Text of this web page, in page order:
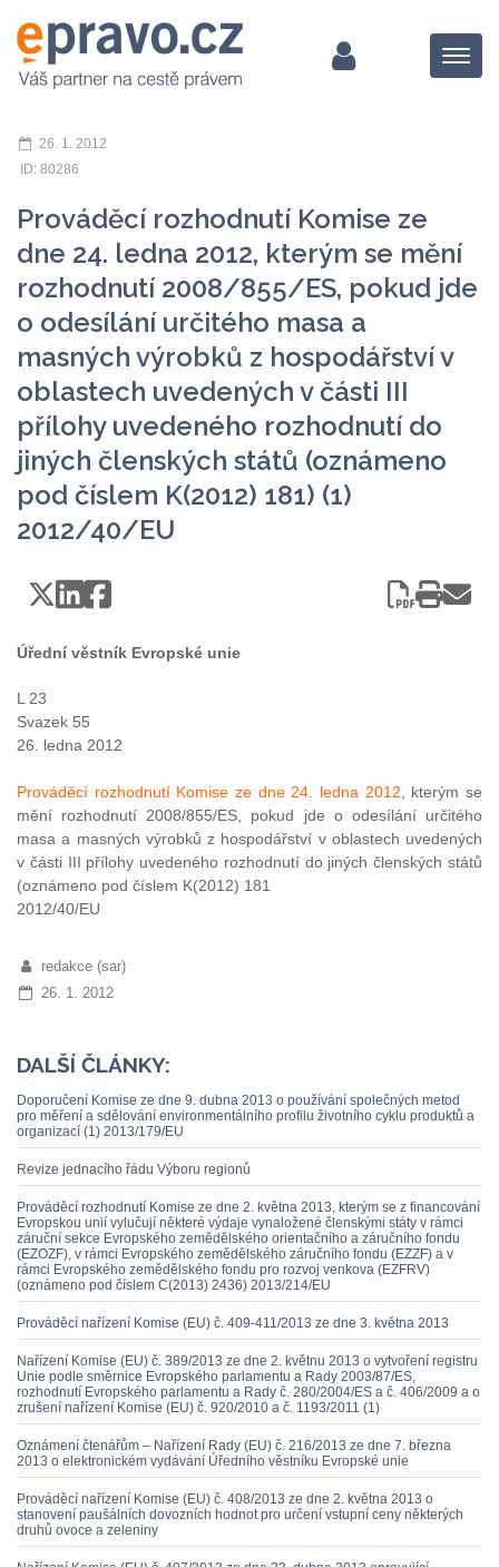
Menu
26. 1. 2012
ID: 80286
Prováděcí rozhodnutí Komise ze
dne 24. ledna 2012, kterým se mění
rozhodnutí 2008/855/ES, pokud jde
o odesílání určitého masa a
masných výrobků z hospodářství v
oblastech uvedených v části III
přílohy uvedeného rozhodnutí do
jiných členských států (oznámeno
pod číslem K(2012) 181) (1)
2012/40/EU
Úřední věstník Evropské unie
L 23
Svazek 55
26. ledna 2012
Prováděcí rozhodnutí Komise ze dne 24. ledna 2012 , kterým se
mění rozhodnutí 2008/855/ES, pokud jde o odesílání určitého
masa a masných výrobků z hospodářství v oblastech uvedených
v části III přílohy uvedeného rozhodnutí do jiných členských států
(oznámeno pod číslem K(2012) 181
2012/40/EU
redakce (sar)
26. 1. 2012
DALŠÍ ČLÁNKY:
Doporučení Komise ze dne 9. dubna 2013 o používání společných metod
pro měření a sdělování environmentálního profilu životního cyklu produktů a
organizací (1) 2013/179/EU
Revize jednacího řádu Výboru regionů
Prováděcí rozhodnutí Komise ze dne 2. května 2013, kterým se z financování
Evropskou unií vylučují některé výdaje vynaložené členskými státy v rámci
záruční sekce Evropského zemědělského orientačního a záručního fondu
(EZOZF), v rámci Evropského zemědělského záručního fondu (EZZF) a v
rámci Evropského zemědělského fondu pro rozvoj venkova (EZFRV)
(oznámeno pod číslem C(2013) 2436) 2013/214/EU
Prováděcí nařízení Komise (EU) č. 409-411/2013 ze dne 3. května 2013
Nařízení Komise (EU) č. 389/2013 ze dne 2. květnu 2013 o vytvoření registru
Unie podle směrnice Evropského parlamentu a Rady 2003/87/ES,
rozhodnutí Evropského parlamentu a Rady č. 280/2004/ES a č. 406/2009 a o
zrušení nařízení Komise (EU) č. 920/2010 a č. 1193/2011 (1)
Oznámení čtenářům – Nařízení Rady (EU) č. 216/2013 ze dne 7. března
2013 o elektronickém vydávání Úředního věstníku Evropské unie
Prováděcí nařízení Komise (EU) č. 408/2013 ze dne 2. května 2013 o
stanovení paušálních dovozních hodnot pro určení vstupní ceny některých
druhů ovoce a zeleniny